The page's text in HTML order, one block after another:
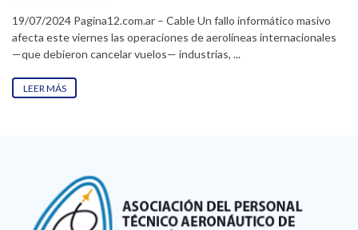
19/07/2024 Pagina12.com.ar – Cable Un fallo informático masivo
afecta este viernes las operaciones de aerolíneas internacionales
—que debieron cancelar vuelos— industrias, ...
LEER MÁS